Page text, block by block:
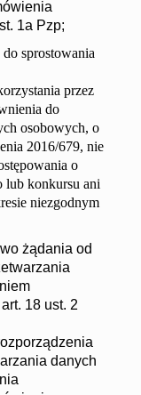
1a Pzp;
sprostowania
przez
do
osobowych, o
2016/679, nie
o
lub konkursu ani
niezgodnym
żądania od
18 ust. 2
danych